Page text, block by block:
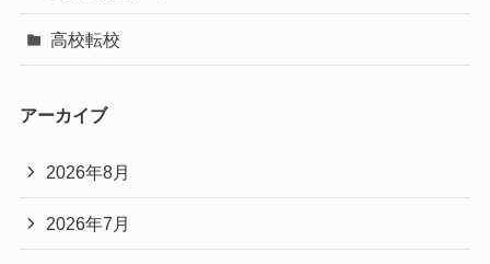
高校転校
アーカイブ
2026年8月
2026年7月